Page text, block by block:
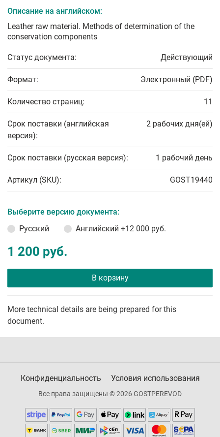
Описание на английском:
Leather raw material. Methods of determination of the
conservation components
Статус документа: Действующий
Формат: Электронный (PDF)
Количество страниц: 11
Срок поставки (английская
версия):
2 рабочих дня(ей)
Срок поставки (русская версия): 1 рабочий день
Артикул (SKU): GOST19440
Выберите версию документа:
Русский
Английский +12 000 руб.
1 200 руб.
В корзину
More technical details are being prepared for this
document.
Конфиденциальность Условия использования
Все права защищены © 2026 GOSTPEREVOD